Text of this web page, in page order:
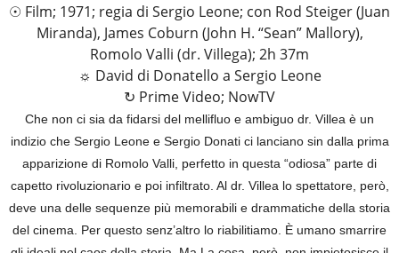
☉ Film; 1971; regia di Sergio Leone; con Rod Steiger (Juan
Miranda), James Coburn (John H. “Sean” Mallory),
Romolo Valli (dr. Villega); 2h 37m
☼ David di Donatello a Sergio Leone
↻ Prime Video; NowTV
Che non ci sia da fidarsi del mellifluo e ambiguo dr. Villea è un
indizio che Sergio Leone e Sergio Donati ci lanciano sin dalla prima
apparizione di Romolo Valli, perfetto in questa “odiosa” parte di
capetto rivoluzionario e poi infiltrato. Al dr. Villea lo spettatore, però,
deve una delle sequenze più memorabili e drammatiche della storia
del cinema. Per questo senz’altro lo riabilitiamo. È umano smarrire